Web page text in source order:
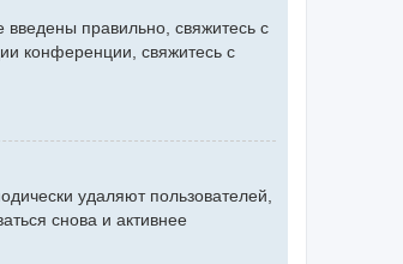
правильно, свяжитесь с
конференции, свяжитесь с
удаляют пользователей,
снова и активнее